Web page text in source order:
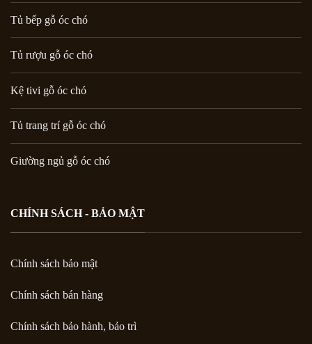
Tủ bếp gỗ óc chó
Tủ rượu gỗ óc chó
Kệ tivi gỗ óc chó
Tủ trang trí gỗ óc chó
Giường ngủ gỗ óc chó
CHÍNH SÁCH - BẢO MẬT
Chính sách bảo mật
Chính sách bán hàng
Chính sách bảo hành, bảo trì